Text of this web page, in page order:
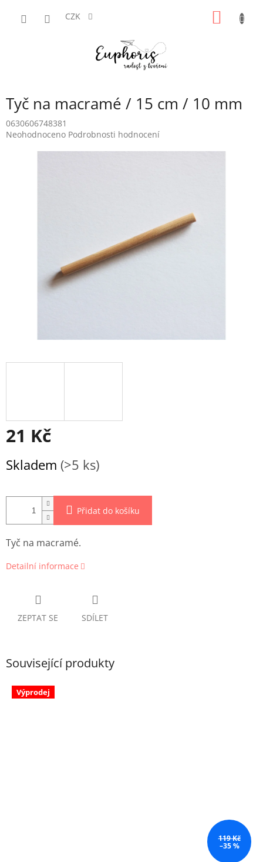
CZK
Tyč na macramé / 15 cm / 10 mm
0630606748381
Průměrné
Neohodnoceno Podrobnosti hodnocení
21 Kč
cena:
Skladem (>5 ks)
Přidat do košíku
Tyč na macramé.
Detailní informace
ZEPTAT SE SDÍLET
Související produkty
Výprodej
119 Kč
–35 %